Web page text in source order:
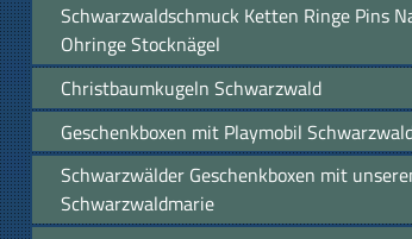
Schwarzwaldschmuck Ketten Ringe Pins
Ohringe Stocknägel
Christbaumkugeln Schwarzwald
Geschenkboxen mit Playmobil
Schwarzwälder Geschenkboxen mit
Schwarzwaldmarie